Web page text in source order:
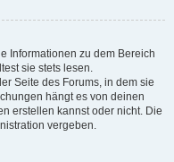
Informationen zu dem Bereich
sie stets lesen.
Seite des Forums, in dem sie
hängt es von deinen
erstellen kannst oder nicht. Die
vergeben.